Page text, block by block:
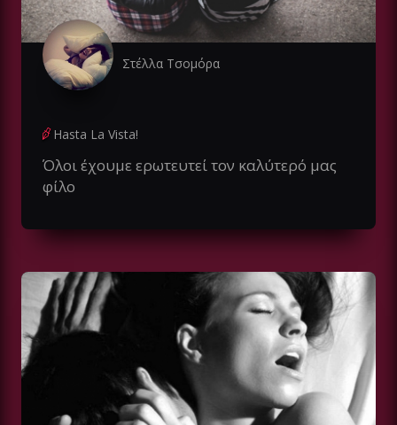
Στέλλα Τσομόρα
Hasta La Vista!
Όλοι έχουμε ερωτευτεί τον καλύτερό μας
φίλο